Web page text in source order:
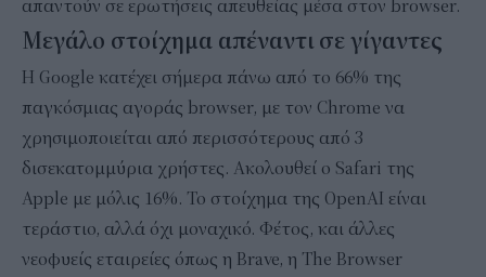
απαντούν σε ερωτήσεις απευθείας μέσα στον browser.
Μεγάλο στοίχημα απέναντι σε γίγαντες
Η Google κατέχει σήμερα πάνω από το 66% της
παγκόσμιας αγοράς browser, με τον Chrome να
χρησιμοποιείται από περισσότερους από 3
δισεκατομμύρια χρήστες. Ακολουθεί ο Safari της
Apple με μόλις 16%. Το στοίχημα της OpenAI είναι
τεράστιο, αλλά όχι μοναχικό. Φέτος, και άλλες
νεοφυείς εταιρείες όπως η Brave, η The Browser